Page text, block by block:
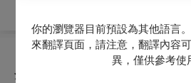
你的瀏覽器目前預設為其他語言
來翻譯頁面，請注意，翻譯內容
異，僅供參考使
全部節目